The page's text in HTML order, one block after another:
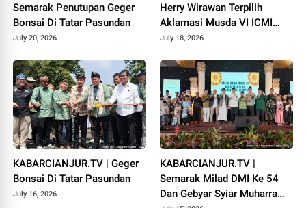
Semarak Penutupan Geger
Bonsai Di Tatar Pasundan
July 20, 2026
Herry Wirawan Terpilih
Aklamasi Musda VI ICMI
Orda Cianjur
July 18, 2026
KABARCIANJUR.TV | Geger
Bonsai Di Tatar Pasundan
July 16, 2026
KABARCIANJUR.TV |
Semarak Milad DMI Ke 54
Dan Gebyar Syiar Muharram